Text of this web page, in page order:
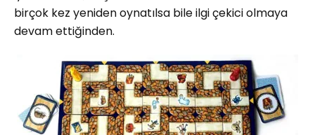
birçok kez yeniden oynatılsa bile ilgi çekici olmaya
devam ettiğinden.